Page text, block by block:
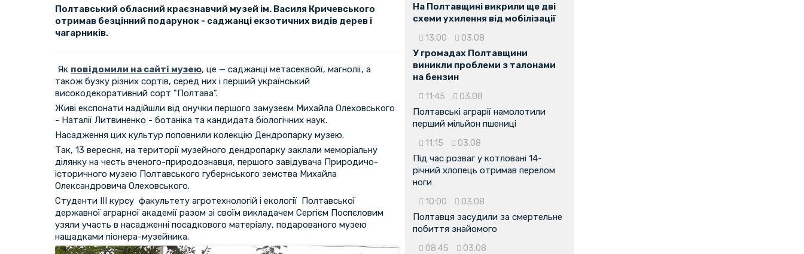
Полтавський обласний краєзнавчий музей ім. Василя Кричевського
отримав безцінний подарунок - саджанці екзотичних видів дерев і
чагарників.
Як повідомили на сайті музею, це — саджанці метасеквойї, магнолії, а
також бузку різних сортів, серед них і перший український
високодекоративний сорт "Полтава".
Живі експонати надійшли від онучки першого замузеєм Михайла Олеховського
- Наталії Литвиненко - ботаніка та кандидата біологічних наук.
Насадження цих культур поповнили колекцію Дендропарку музею.
Так, 13 вересня, на території музейного дендропарку заклали меморіальну
ділянку на честь вченого-природознавця, першого завідувача Природичо-
історичного музею Полтавського губернського земства Михайла
Олександровича Олеховського.
Студенти ІІІ курсу факультету агротехнологій і екології Полтавської
державної аграрної академії разом зі своїм викладачем Сергієм Поспєловим
узяли участь в насадженні посадкового матеріалу, подарованого музею
нащадками піонера-музейника.
На Полтавщині викрили ще дві
схеми ухилення від мобілізації
13:00 03.08
У громадах Полтавщини
виникли проблеми з талонами
на бензин
11:45 03.08
Полтавські аграрії намолотили
перший мільйон пшениці
11:15 03.08
Під час розваг у котловані 14-
річний хлопець отримав перелом
ноги
10:00 03.08
Полтавця засудили за смертельне
побиття знайомого
08:45 03.08